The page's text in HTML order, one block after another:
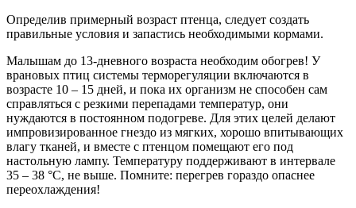
Определив примерный возраст птенца, следует создать
правильные условия и запастись необходимыми кормами.
Малышам до 13-дневного возраста необходим обогрев! У
врановых птиц системы терморегуляции включаются в
возрасте 10 – 15 дней, и пока их организм не способен сам
справляться с резкими перепадами температур, они
нуждаются в постоянном подогреве. Для этих целей делают
импровизированное гнездо из мягких, хорошо впитывающих
влагу тканей, и вместе с птенцом помещают его под
настольную лампу. Температуру поддерживают в интервале
35 – 38 °C, не выше. Помните: перегрев гораздо опаснее
переохлаждения!